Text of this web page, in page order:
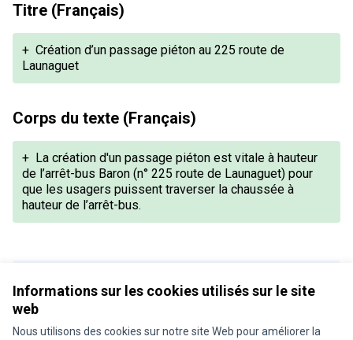
Informations sur les cookies utilisés sur le site
web
Nous utilisons des cookies sur notre site Web pour améliorer la
Titre (Français)
+ Création d’un passage piéton au 225 route de
Launaguet
Corps du texte (Français)
+ La création d'un passage piéton est vitale à hauteur
de l’arrêt-bus Baron (n° 225 route de Launaguet) pour
que les usagers puissent traverser la chaussée à
hauteur de l’arrêt-bus.
Conditions d'utilisation